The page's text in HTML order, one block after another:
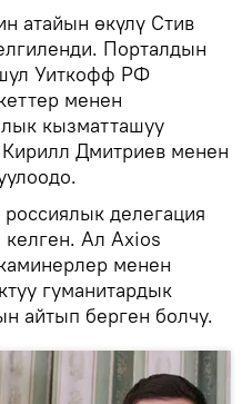
атайын өкүлү Стив
Порталдын
Уиткофф РФ
менен
кызматташуу
Дмитриев менен
делегация
Ал Axios
менен
гуманитардык
айтып берген болчу.